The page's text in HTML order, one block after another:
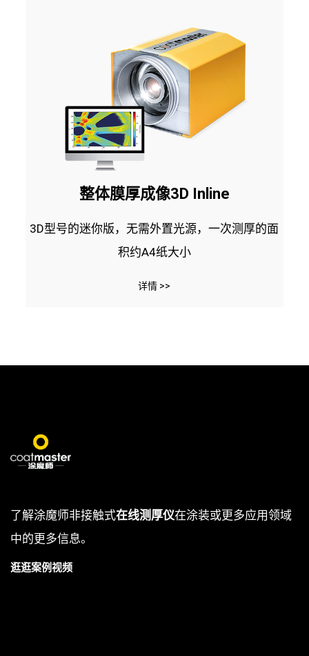
整体膜厚成像3D Inline
3D型号的迷你版，无需外置光源，一次测厚的面
积约A4纸大小
详情 >>
了解涂魔师非接触式在线测厚仪在涂装或更多应用领域
中的更多信息。
逛逛案例视频